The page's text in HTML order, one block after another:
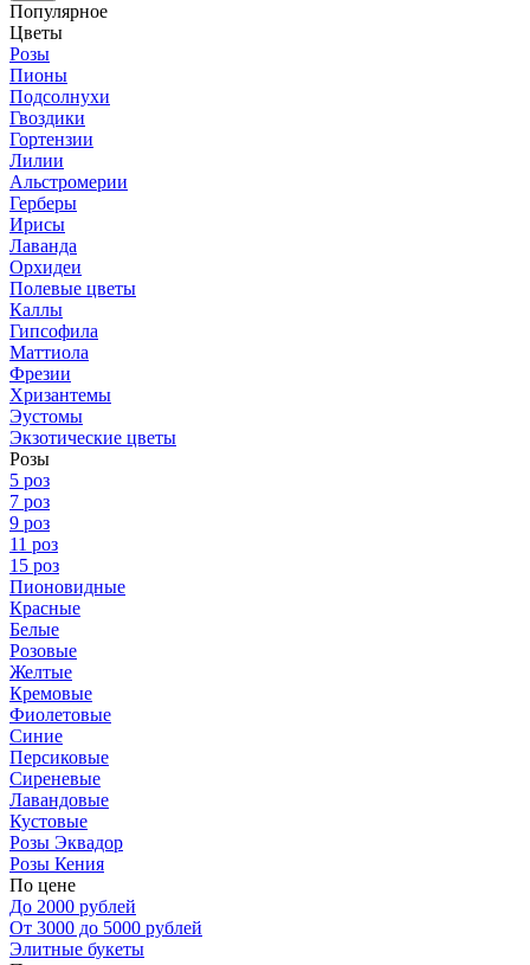
Популярное
Цветы
Розы
Пионы
Подсолнухи
Гвоздики
Гортензии
Лилии
Альстромерии
Герберы
Ирисы
Лаванда
Орхидеи
Полевые цветы
Каллы
Гипсофила
Маттиола
Фрезии
Хризантемы
Эустомы
Экзотические цветы
Розы
5 роз
7 роз
9 роз
11 роз
15 роз
Пионовидные
Красные
Белые
Розовые
Желтые
Кремовые
Фиолетовые
Синие
Персиковые
Сиреневые
Лавандовые
Кустовые
Розы Эквадор
Розы Кения
По цене
До 2000 рублей
От 3000 до 5000 рублей
Элитные букеты